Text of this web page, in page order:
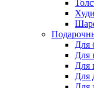
Для
Для
Для
Для